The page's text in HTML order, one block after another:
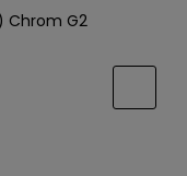
Chrom G2